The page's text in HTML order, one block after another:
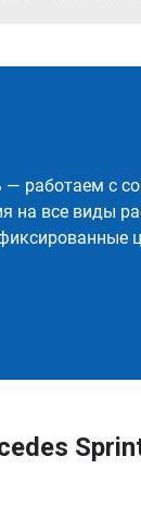
— работаем с
на все виды